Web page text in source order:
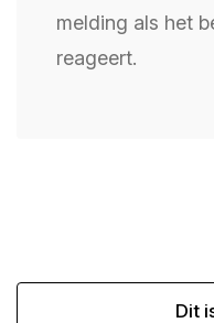
melding als het
reageert.
Dit